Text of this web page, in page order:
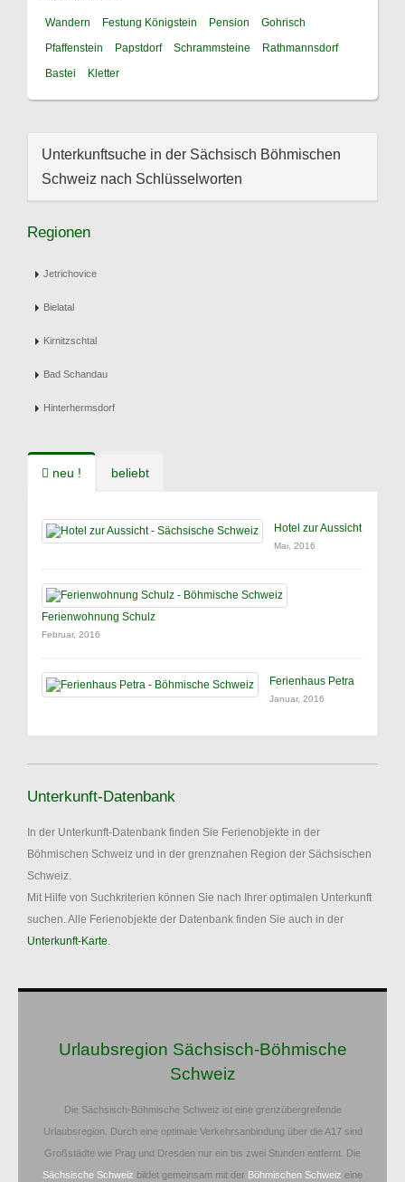
Wandern Festung Königstein Pension
Gohrisch
Pfaffenstein
Papstdorf Schrammsteine
Rathmannsdorf
Bastei
Kletter
Unterkunftsuche in der Sächsisch Böhmischen
Schweiz nach Schlüsselworten
Regionen
Jetrichovice
Bielatal
Kirnitzschtal
Bad Schandau
Hinterhermsdorf
neu ! beliebt
Hotel zur Aussicht
Mai, 2016
Ferienwohnung Schulz
Februar, 2016
Ferienhaus Petra
Januar, 2016
Unterkunft-Datenbank
In der Unterkunft-Datenbank finden Sie Ferienobjekte in der
Böhmischen Schweiz und in der grenznahen Region der Sächsischen
Schweiz.
Mit Hilfe von Suchkriterien können Sie nach Ihrer optimalen Unterkunft
suchen. Alle Ferienobjekte der Datenbank finden Sie auch in der
Unterkunft-Karte.
Urlaubsregion Sächsisch-Böhmische
Schweiz
Die Sächsisch-Böhmische Schweiz ist eine grenzübergreifende
Urlaubsregion. Durch eine optimale Verkehrsanbindung über die A17 sind
Großstädte wie Prag und Dresden nur ein bis zwei Stunden entfernt. Die
Sächsische Schweiz bildet gemeinsam mit der Böhmischen Schweiz eine